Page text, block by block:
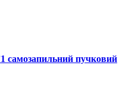
самозапильний пучковий